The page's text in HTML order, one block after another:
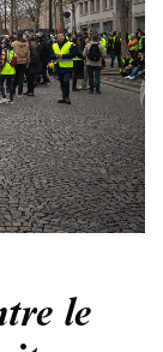
le